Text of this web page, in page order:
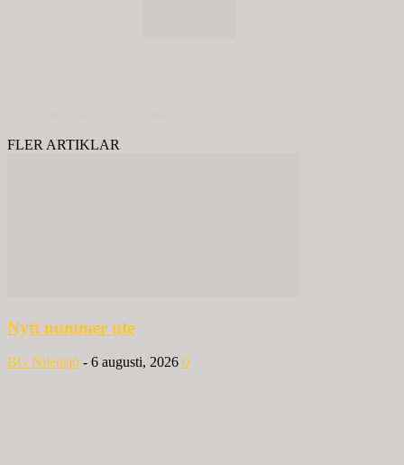
FLER ARTIKLAR
Nytt nummer ute
BG Nilensjö - 6 augusti, 2026 0